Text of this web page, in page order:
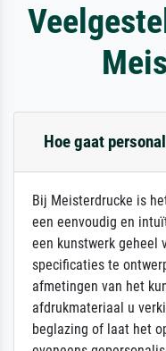
Hoe gaat
Bij Meisterdrucke is
een eenvoudig en
een kunstwerk geheel
specificaties te
afmetingen van het
afdrukmateriaal u
beglazing of laat het